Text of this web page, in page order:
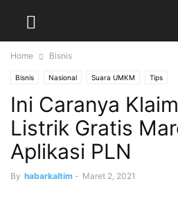
Home Bisnis
Bisnis Nasional Suara UMKM Tips
Ini Caranya
Listrik Gratis
Aplikasi PLN
By habarkaltim - Maret 2, 2021